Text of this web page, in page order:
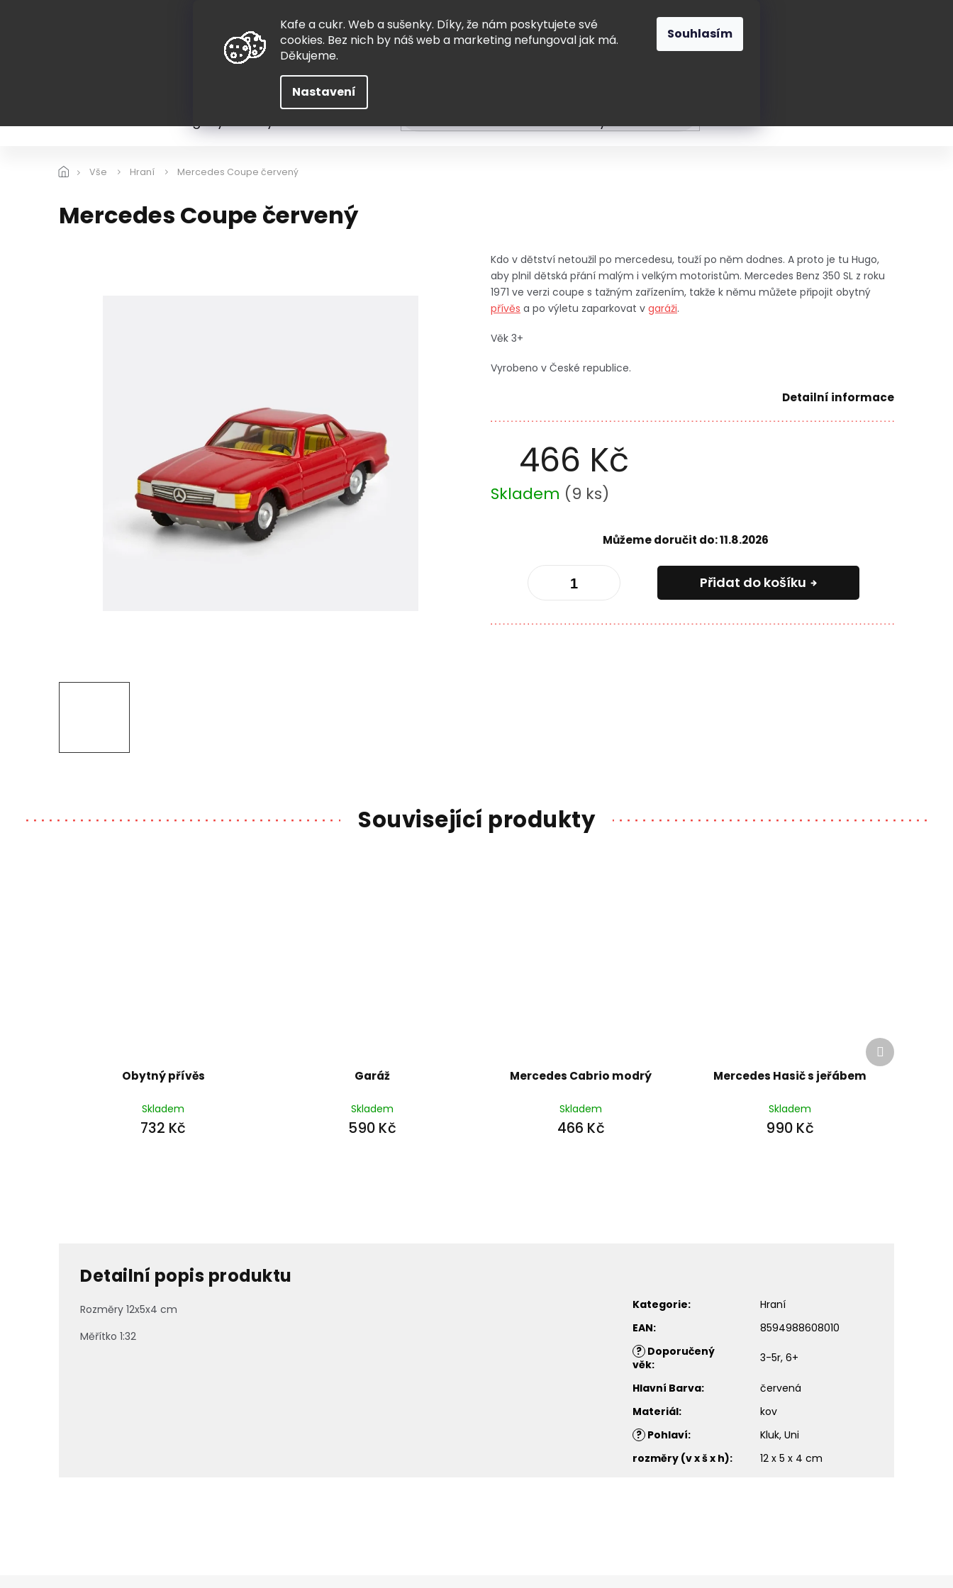
Kafe a cukr. Web a sušenky. Díky, že nám poskytujete své
cookies. Bez nich by náš web a marketing nefungoval jak má.
Děkujeme.
Nastavení
Souhlasím
Vše Hraní Mercedes Coupe červený
Mercedes Coupe červený
466 Kč
Měrná
cena:
Skladem (9 ks)
Můžeme doručit do:11.8.2026
Přidat do košíku
Kdo v dětství netoužil po mercedesu, touží po něm dodnes. A proto je tu Hugo,
aby plnil dětská přání malým i velkým motoristům. Mercedes Benz 350 SL z roku
1971 ve verzi coupe s tažným zařízením, takže k němu můžete připojit obytný
přívěs a po výletu zaparkovat v garáži.
Věk 3+
Vyrobeno v České republice.
Detailní informace
Související produkty
Obytný přívěs
Skladem
732 Kč
Garáž
Skladem
590 Kč
Mercedes Cabrio modrý
Skladem
466 Kč
Mercedes Hasič s jeřábem
Skladem
990 Kč
Další
produkt
Detailní popis produktu
Rozměry 12x5x4 cm
Měřítko 1:32
Kategorie:
Hraní
EAN:
8594988608010
? Doporučený
věk: 3-5r, 6+
Hlavní Barva:
červená
Materiál:
kov
? Pohlaví:
Kluk, Uni
rozměry (v x š x h): 12 x 5 x 4 cm